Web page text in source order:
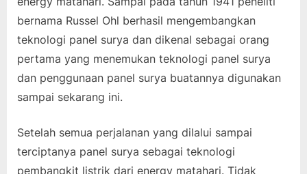
bernama Russel Ohl berhasil mengembangkan
teknologi panel surya dan dikenal sebagai orang
pertama yang menemukan teknologi panel surya
dan penggunaan panel surya buatannya digunakan
sampai sekarang ini.
Setelah semua perjalanan yang dilalui sampai
terciptanya panel surya sebagai teknologi
pembangkit listrik dari energy matahari. Tidak